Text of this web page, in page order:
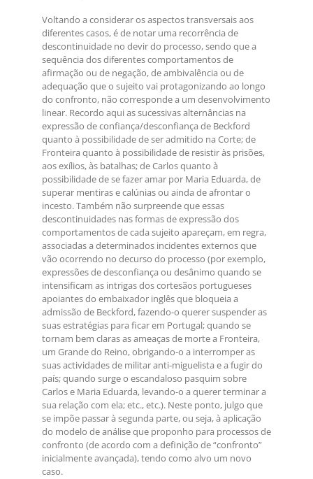
Voltando a considerar os aspectos transversais aos
diferentes casos, é de notar uma recorrência de
descontinuidade no devir do processo, sendo que a
sequência dos diferentes comportamentos de
afirmação ou de negação, de ambivalência ou de
adequação que o sujeito vai protagonizando ao longo
do confronto, não corresponde a um desenvolvimento
linear. Recordo aqui as sucessivas alternâncias na
expressão de confiança/desconfiança de Beckford
quanto à possibilidade de ser admitido na Corte; de
Fronteira quanto à possibilidade de resistir às prisões,
aos exílios, às batalhas; de Carlos quanto à
possibilidade de se fazer amar por Maria Eduarda, de
superar mentiras e calúnias ou ainda de afrontar o
incesto. Também não surpreende que essas
descontinuidades nas formas de expressão dos
comportamentos de cada sujeito apareçam, em regra,
associadas a determinados incidentes externos que
vão ocorrendo no decurso do processo (por exemplo,
expressões de desconfiança ou desânimo quando se
intensificam as intrigas dos cortesãos portugueses
apoiantes do embaixador inglês que bloqueia a
admissão de Beckford, fazendo-o querer suspender as
suas estratégias para ficar em Portugal; quando se
tornam bem claras as ameaças de morte a Fronteira,
um Grande do Reino, obrigando-o a interromper as
suas actividades de militar anti-miguelista e a fugir do
país; quando surge o escandaloso pasquim sobre
Carlos e Maria Eduarda, levando-o a querer terminar a
sua relação com ela; etc., etc.). Neste ponto, julgo que
se impõe passar à segunda parte, ou seja, à aplicação
do modelo de análise que proponho para processos de
confronto (de acordo com a definição de “confronto”
inicialmente avançada), tendo como alvo um novo
caso.